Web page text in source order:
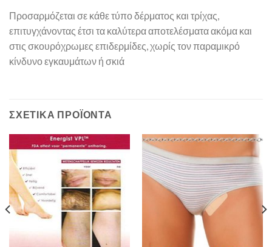
Προσαρμόζεται σε κάθε τύπο δέρματος και τρίχας,
επιτυγχάνοντας έτσι τα καλύτερα αποτελέσματα ακόμα και
στις σκουρόχρωμες επιδερμίδες, χωρίς τον παραμικρό
κίνδυνο εγκαυμάτων ή σκιά
ΣΧΕΤΙΚΆ ΠΡΟΪΌΝΤΑ